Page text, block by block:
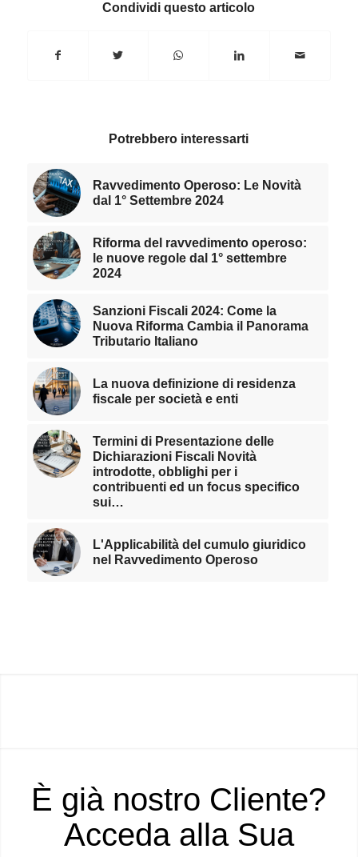
Condividi questo articolo
Potrebbero interessarti
Ravvedimento Operoso: Le Novità
dal 1° Settembre 2024
Riforma del ravvedimento operoso:
le nuove regole dal 1° settembre
2024
Sanzioni Fiscali 2024: Come la
Nuova Riforma Cambia il Panorama
Tributario Italiano
La nuova definizione di residenza
fiscale per società e enti
Termini di Presentazione delle
Dichiarazioni Fiscali Novità
introdotte, obblighi per i
contribuenti ed un focus specifico
sui…
L'Applicabilità del cumulo giuridico
nel Ravvedimento Operoso
È già nostro Cliente?
Acceda alla Sua